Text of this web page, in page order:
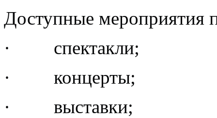
Доступные мероприятия
· спектакли;
· концерты;
· выставки;